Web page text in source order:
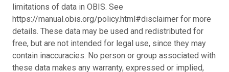
limitations of data in OBIS. See
https://manual.obis.org/policy.html#disclaimer for more
details. These data may be used and redistributed for
free, but are not intended for legal use, since they may
contain inaccuracies. No person or group associated with
these data makes any warranty, expressed or implied,